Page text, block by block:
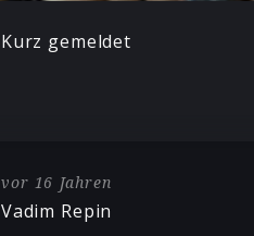
Kurz gemeldet
vor 16 Jahren
Vadim Repin